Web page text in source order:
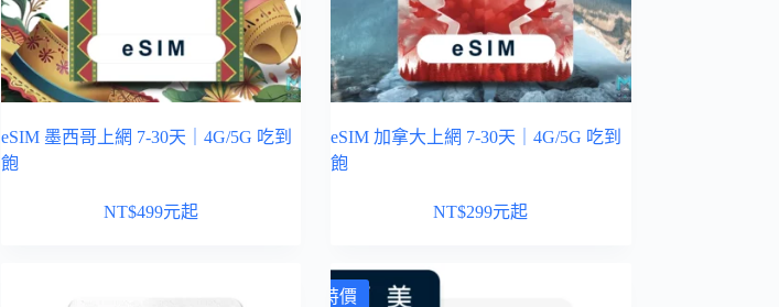
eSIM 墨西哥上網 7-30天｜4G/5G 吃到
飽
NT$499元起
eSIM 加拿大上網 7-30天｜4G/5G 吃到
飽
NT$299元起
特價